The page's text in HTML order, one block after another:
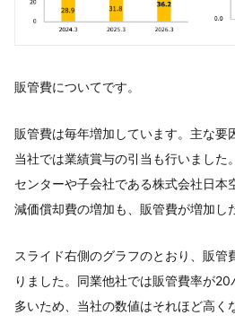
販管費についてです。
販管費は毎年増加しています。主な要
当社では業績賞与の引当も行いました
センターや子会社である株式会社日本
減価償却費の増加も、販管費が増加し
スライド右側のグラフのとおり、販管
りました。同業他社では販管費率が
多いため、当社の数値はそれほど高く